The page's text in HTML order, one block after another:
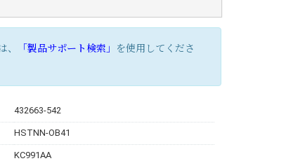
「製品サポート検索」 を使用してくださ
432663-542
HSTNN-OB41
KC991AA